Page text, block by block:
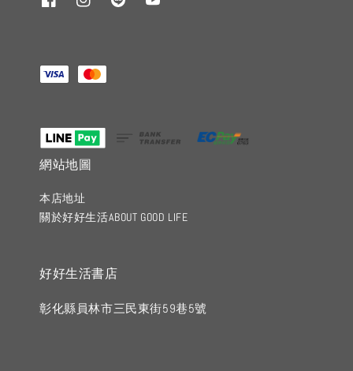
網站地圖
本店地址
關於好好生活ABOUT GOOD LIFE
好好生活書店
彰化縣員林市三民東街59巷5號